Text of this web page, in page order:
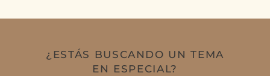
¿ESTÁS BUSCANDO UN TEMA
EN ESPECIAL?